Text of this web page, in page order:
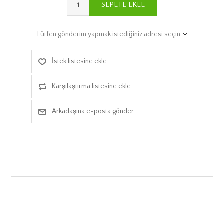
SEPETE EKLE
Lütfen gönderim yapmak istediğiniz adresi seçin
İstek listesine ekle
Karşılaştırma listesine ekle
Arkadaşına e-posta gönder